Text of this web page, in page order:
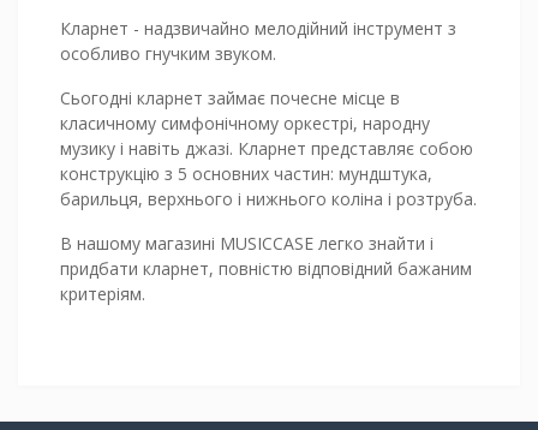
Кларнет - надзвичайно мелодійний інструмент з
особливо гнучким звуком.
Сьогодні кларнет займає почесне місце в
класичному симфонічному оркестрі, народну
музику і навіть джазі. Кларнет представляє собою
конструкцію з 5 основних частин: мундштука,
барильця, верхнього і нижнього коліна і розтруба.
В нашому магазині MUSICCASE легко знайти і
придбати кларнет, повністю відповідний бажаним
критеріям.